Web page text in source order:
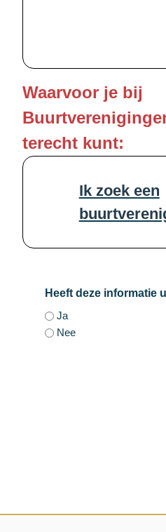
Waarvoor je bij
terecht kunt:
Ik zoek een
Heeft deze informatie
Ja
Nee